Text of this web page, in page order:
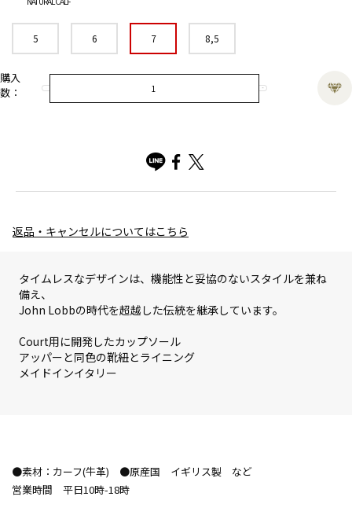
5 6 7 8,5
購入
数：
返品・キャンセルについてはこちら
タイムレスなデザインは、機能性と妥協のないスタイルを兼ね
備え、
John Lobbの時代を超越した伝統を継承しています。
Court用に開発したカップソール
アッパーと同色の靴紐とライニング
メイドインイタリー
●素材：カーフ(牛革) ●原産国 イギリス製 など
営業時間 平日10時-18時